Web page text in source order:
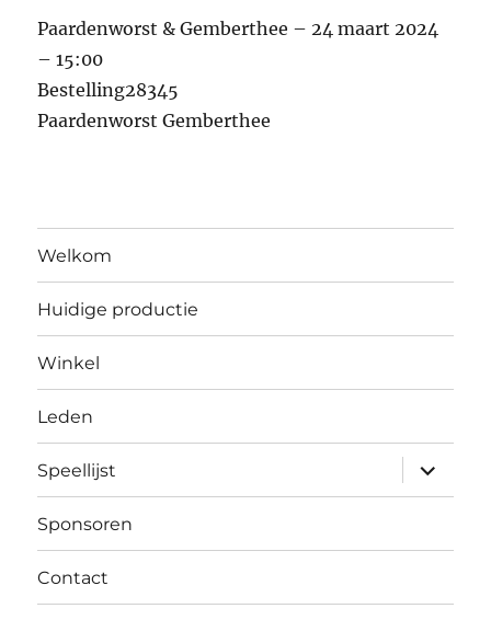
Paardenworst & Gemberthee – 24 maart 2024
– 15:00
Bestelling28345
Paardenworst Gemberthee
Welkom
Huidige productie
Winkel
Leden
Speellijst
Sponsoren
Contact